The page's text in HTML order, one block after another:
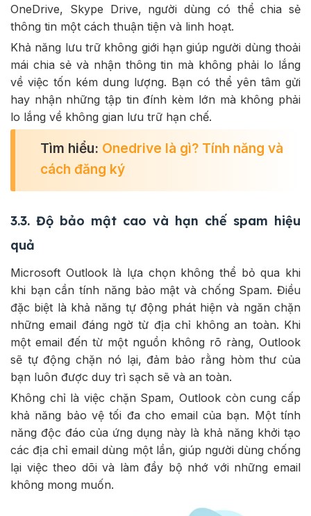
OneDrive, Skype Drive, người dùng có thể chia sẻ
thông tin một cách thuận tiện và linh hoạt.
Khả năng lưu trữ không giới hạn giúp người dùng thoải
mái chia sẻ và nhận thông tin mà không phải lo lắng
về việc tốn kém dung lượng. Bạn có thể yên tâm gửi
hay nhận những tập tin đính kèm lớn mà không phải
lo lắng về không gian lưu trữ hạn chế.
Tìm hiểu: Onedrive là gì? Tính năng và
cách đăng ký
3.3. Độ bảo mật cao và hạn chế spam hiệu
quả
Microsoft Outlook là lựa chọn không thể bỏ qua khi
khi bạn cần tính năng bảo mật và chống Spam. Điều
đặc biệt là khả năng tự động phát hiện và ngăn chặn
những email đáng ngờ từ địa chỉ không an toàn. Khi
một email đến từ một nguồn không rõ ràng, Outlook
sẽ tự động chặn nó lại, đảm bảo rằng hòm thư của
bạn luôn được duy trì sạch sẽ và an toàn.
Không chỉ là việc chặn Spam, Outlook còn cung cấp
khả năng bảo vệ tối đa cho email của bạn. Một tính
năng độc đáo của ứng dụng này là khả năng khởi tạo
các địa chỉ email dùng một lần, giúp người dùng chống
lại việc theo dõi và làm đầy bộ nhớ với những email
không mong muốn.